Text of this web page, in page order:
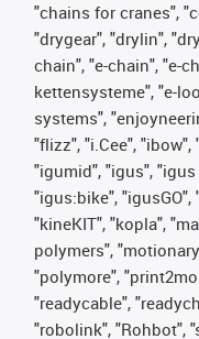
"chains for cranes",
"drygear", "drylin",
chain", "e-chain", "e-
kettensysteme", "e-
systems",
"flizz", "i.Cee",
"igumid", "igus",
"igus:bike",
"kineKIT", "kopla",
polymers",
"polymore",
"readycable",
"robolink", "Rohbot",